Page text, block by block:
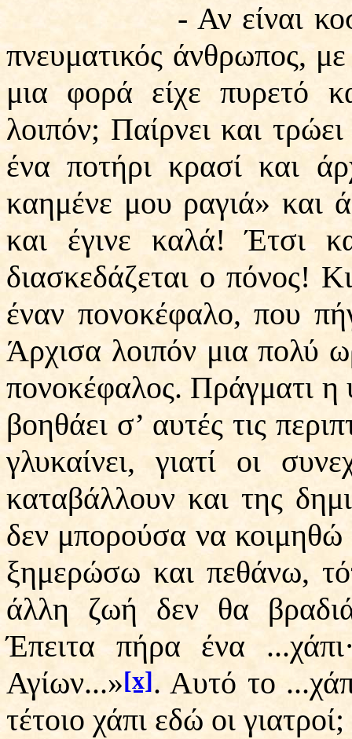
- Αν είναι
πνευματικός άνθρωπος,
μια φορά είχε πυρετό
λοιπόν; Παίρνει και
ένα ποτήρι κρασί και
καημένε μου ραγιά» και
και έγινε καλά! Έτσι
διασκεδάζεται ο πόνος!
έναν πονοκέφαλο, που
Άρχισα λοιπόν μια πολύ
πονοκέφαλος. Πράγματι η
βοηθάει σ’ αυτές τις
γλυκαίνει, γιατί οι
καταβάλλουν και της
δεν μπορούσα να
ξημερώσω και πεθάνω,
άλλη ζωή δεν θα
Έπειτα πήρα ένα
Αγίων...»[x]. Αυτό το
τέτοιο χάπι εδώ οι γιατροί;